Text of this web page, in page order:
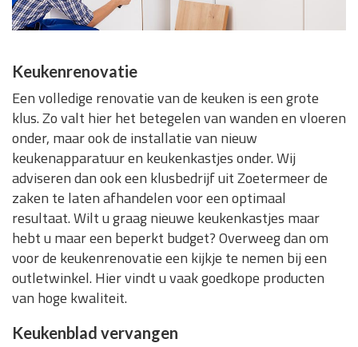
Keukenrenovatie
Een volledige renovatie van de keuken is een grote
klus. Zo valt hier het betegelen van wanden en vloeren
onder, maar ook de installatie van nieuw
keukenapparatuur en keukenkastjes onder. Wij
adviseren dan ook een klusbedrijf uit Zoetermeer de
zaken te laten afhandelen voor een optimaal
resultaat. Wilt u graag nieuwe keukenkastjes maar
hebt u maar een beperkt budget? Overweeg dan om
voor de keukenrenovatie een kijkje te nemen bij een
outletwinkel. Hier vindt u vaak goedkope producten
van hoge kwaliteit.
Keukenblad vervangen